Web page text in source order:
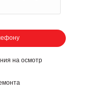
на осмотр